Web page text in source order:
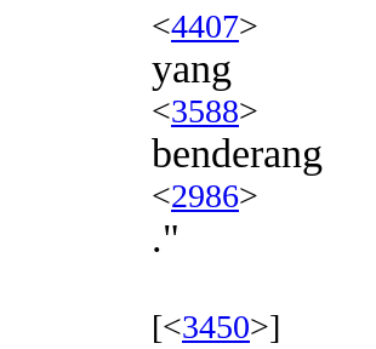
<4407>
yang
<3588>
benderang
<2986>
."
[<3450>]